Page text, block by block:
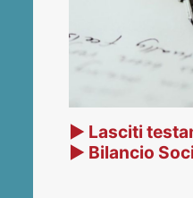
▶ Lasciti
▶ Bilancio